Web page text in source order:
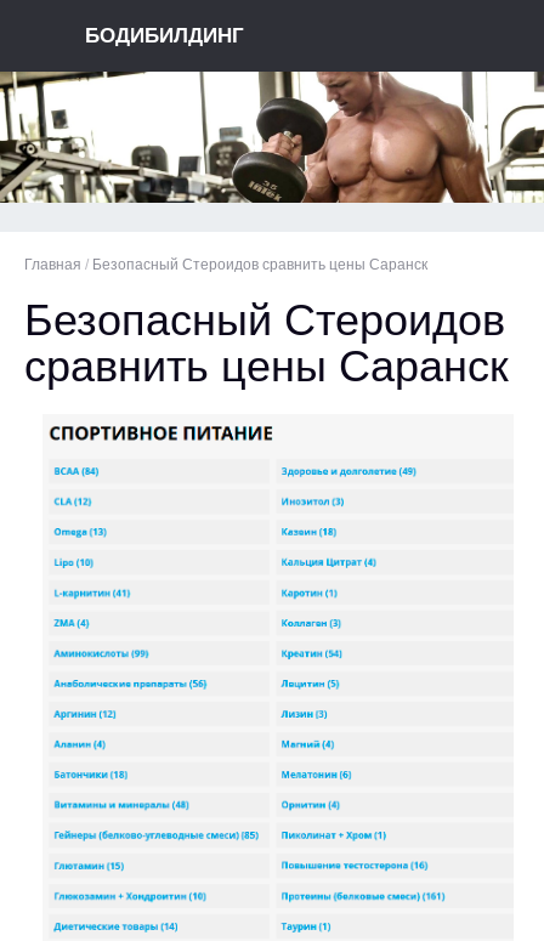
БОДИБИЛДИНГ
Главная / Безопасный Стероидов сравнить цены Саранск
Безопасный Стероидов
сравнить цены Саранск